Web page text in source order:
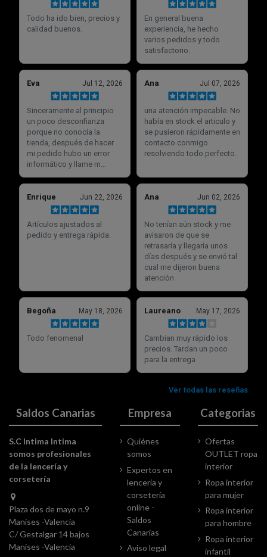
Saldos Canarias
S.C Intima Intima
somos profesionales
de la lencería y
corsetería
Plaza dos de mayo n.9
Manises -Valencia
C/ Gestalgar 14 bajos
Manises -Valencia
Empresa
Quiénes
somos
Expertos en
lencería y
corsetería
online -
Saldos
Canarias
Aviso legal
Categorias
Ofertas
OUTLET ropa
interior
Ropa interior
para mujer
Ropa interior
para hombre
Ropa interior
infantil